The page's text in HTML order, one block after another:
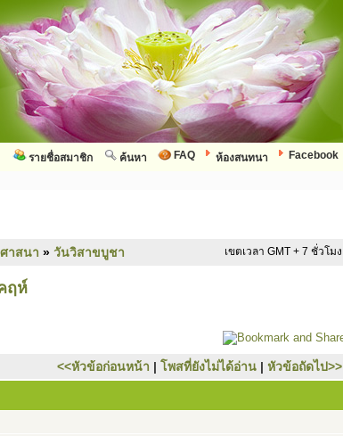
Facebook
ห้องสนทนา
FAQ
ค้นหา
รายชื่อสมาชิก
าสนา » วันวิสาขบูชา เขตเวลา GMT + 7 ชั่วโมง
ฤห์
<<หัวข้อก่อนหน้า | โพสที่ยังไม่ได้อ่าน | หัวข้อถัดไป>>